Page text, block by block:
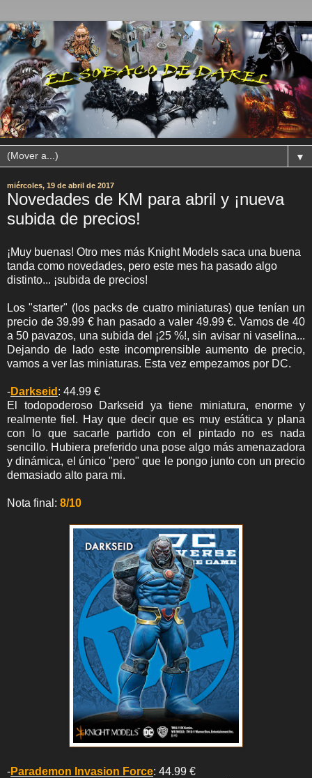
▼
miércoles, 19 de abril de 2017
Novedades de KM para abril y ¡nueva
subida de precios!
¡Muy buenas! Otro mes más Knight Models saca una buena
tanda como novedades, pero este mes ha pasado algo
distinto... ¡subida de precios!
Los "starter" (los packs de cuatro miniaturas) que tenían un
precio de 39.99 € han pasado a valer 49.99 €. Vamos de 40
a 50 pavazos, una subida del ¡25 %!, sin avisar ni vaselina...
Dejando de lado este incomprensible aumento de precio,
vamos a ver las miniaturas. Esta vez empezamos por DC.
-Darkseid : 44.99 €
El todopoderoso Darkseid ya tiene miniatura, enorme y
realmente fiel. Hay que decir que es muy estática y plana
con lo que sacarle partido con el pintado no es nada
sencillo. Hubiera preferido una pose algo más amenazadora
y dinámica, el único "pero" que le pongo junto con un precio
demasiado alto para mi.
Nota final: 8/10
-Parademon Invasion Force: 44.99 €